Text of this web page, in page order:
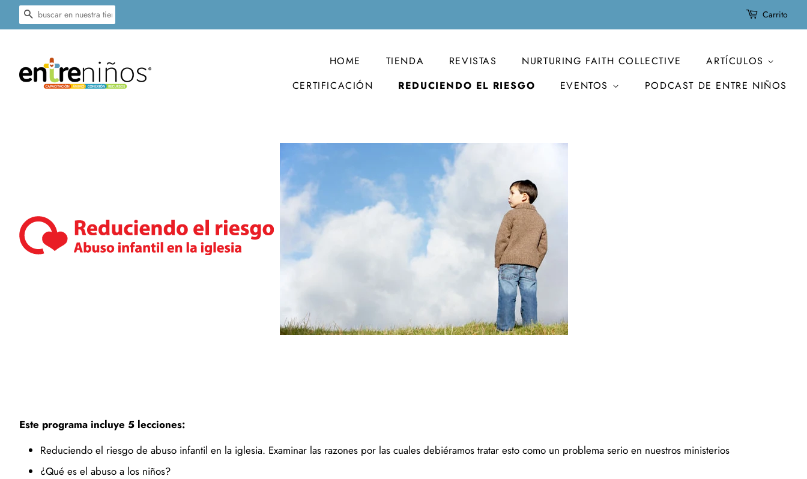
BUSCAR Carrito
HOME TIENDA REVISTAS NURTURING FAITH COLLECTIVE
ARTÍCULOS
CERTIFICACIÓN
REDUCIENDO EL RIESGO EVENTOS PODCAST DE ENTRE NIÑOS
Este programa incluye 5 lecciones:
Reduciendo el riesgo de abuso infantil en la iglesia. Examinar las razones por las cuales debiéramos tratar esto como un problema serio en nuestros ministerios
¿Qué es el abuso a los niños?